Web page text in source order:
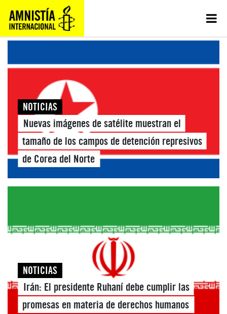
NOTICIAS
Nuevas imágenes de satélite muestran el
tamaño de los campos de detención represivos
de Corea del Norte
NOTICIAS
Irán: El presidente Ruhaní debe cumplir las
promesas en materia de derechos humanos